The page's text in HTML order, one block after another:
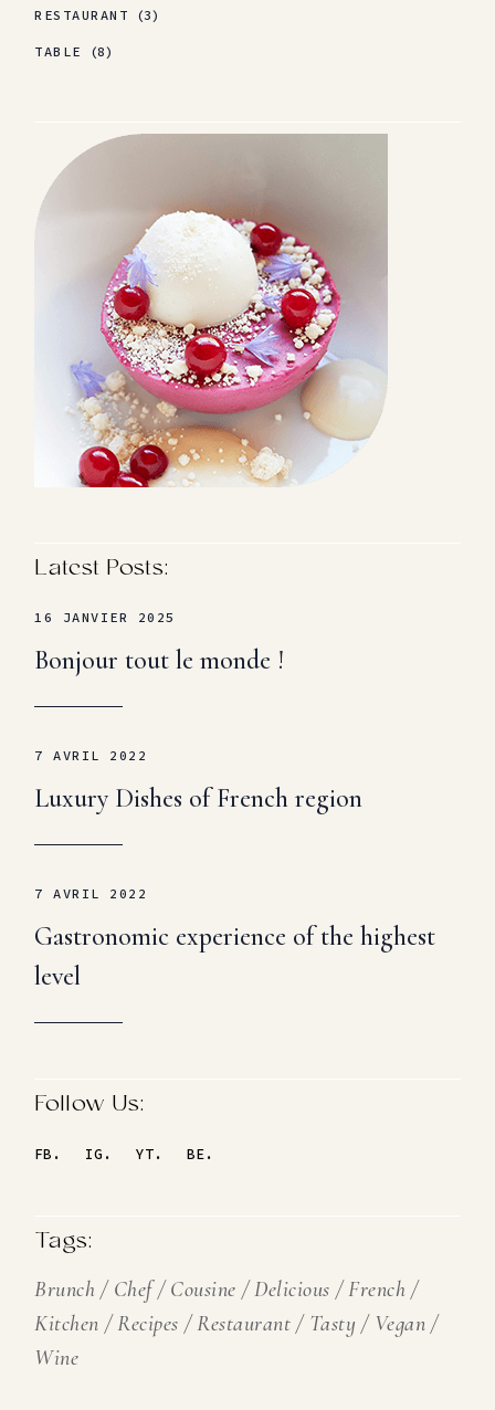
RESTAURANT (3)
TABLE (8)
Latest Posts:
16 JANVIER 2025
Bonjour tout le monde !
7 AVRIL 2022
Luxury Dishes of French region
7 AVRIL 2022
Gastronomic experience of the highest
level
Follow Us:
FB. IG. YT. BE.
Tags:
Brunch Chef Cousine Delicious
French
Kitchen
Recipes Restaurant Tasty
Vegan
Wine